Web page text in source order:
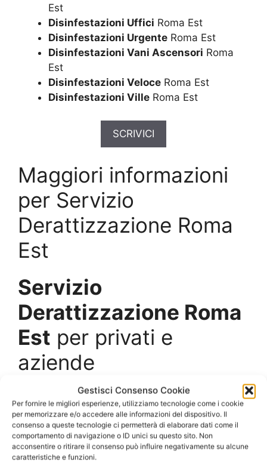
Gestisci Consenso Cookie
Per fornire le migliori esperienze, utilizziamo tecnologie come i cookie
per memorizzare e/o accedere alle informazioni del dispositivo. Il
consenso a queste tecnologie ci permetterà di elaborare dati come il
comportamento di navigazione o ID unici su questo sito. Non
acconsentire o ritirare il consenso può influire negativamente su alcune
caratteristiche e funzioni.
Est
Disinfestazioni Uffici Roma Est
Disinfestazioni Urgente Roma Est
Disinfestazioni Vani Ascensori Roma
Est
Disinfestazioni Veloce Roma Est
Disinfestazioni Ville Roma Est
SCRIVICI
Maggiori informazioni
per Servizio
Derattizzazione Roma
Est
Servizio
Derattizzazione Roma
Est per privati e
aziende
Le infestazioni di topi e ratti sono molto diffuse,
non solo in campagna ma anche negli ambienti
urbani, e rappresentano un problema non
irrilevante nei confronti dell’igiene, della salute e
dell’ambiente naturale.